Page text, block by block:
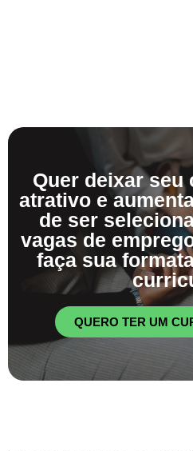
Quer deixar
atrativo e
de ser
vagas de
faça sua
QUERO TER UM